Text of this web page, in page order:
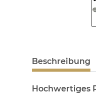
Beschreibung
Hochwertiges